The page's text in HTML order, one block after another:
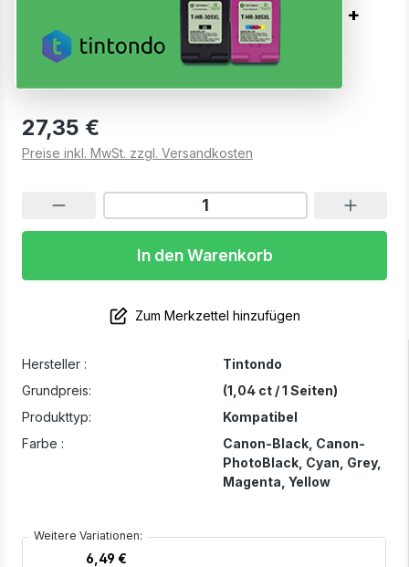
Hersteller :
Tintondo
Grundpreis:
(1,04 ct / 1 Seiten)
Produkttyp:
Kompatibel
Farbe :
Canon-Black, Canon-
PhotoBlack, Cyan , Grey,
Magenta , Yellow
Weitere Variationen:
6,49 €
PGI-530XL CLI-531XL BKCMY + PBK +
GY 6er Set
27,35 €
Preise inkl. MwSt. zzgl. Versandkosten
In den Warenkorb
Zum Merkzettel hinzufügen